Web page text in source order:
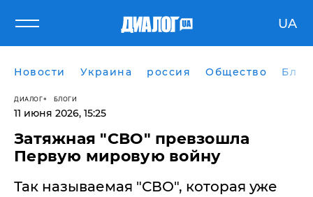
UA
Новости Украина россия Общество
ДИАЛОГ БЛОГИ
11 июня 2026, 15:25
Затяжная "СВО" превзошла
Первую мировую войну
​Так называемая "СВО", которая уже